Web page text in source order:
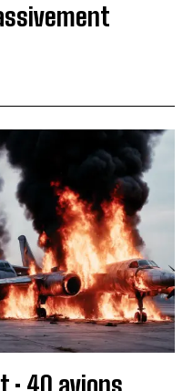
: 40 avions